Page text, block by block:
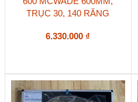
TRỤC 30, 140 RĂNG
6.330.000 ₫